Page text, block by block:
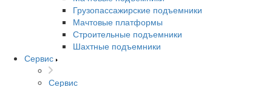
Грузопассажирские подъемники
Мачтовые платформы
Строительные подъемники
Шахтные подъемники
Сервис
Сервис